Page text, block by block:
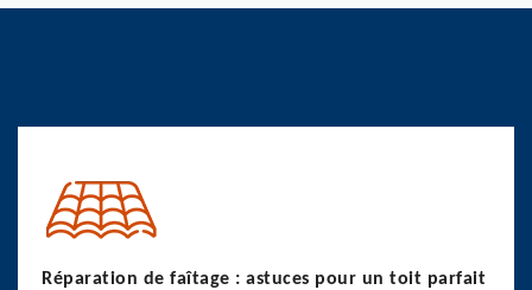
Réparation de faîtage : astuces pour un toit parfait